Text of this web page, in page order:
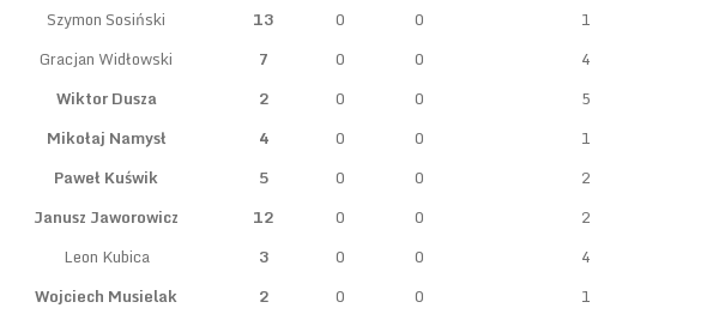
Szymon Sosiński 13 0 0
1
Gracjan Widłowski 7 0 0
4
Wiktor Dusza 2 0 0
5
Mikołaj Namysł 4 0 0
1
Paweł Kuświk 5 0 0
2
Janusz Jaworowicz 12 0 0
2
Leon Kubica 3 0 0
4
Wojciech Musielak 2 0 0
1